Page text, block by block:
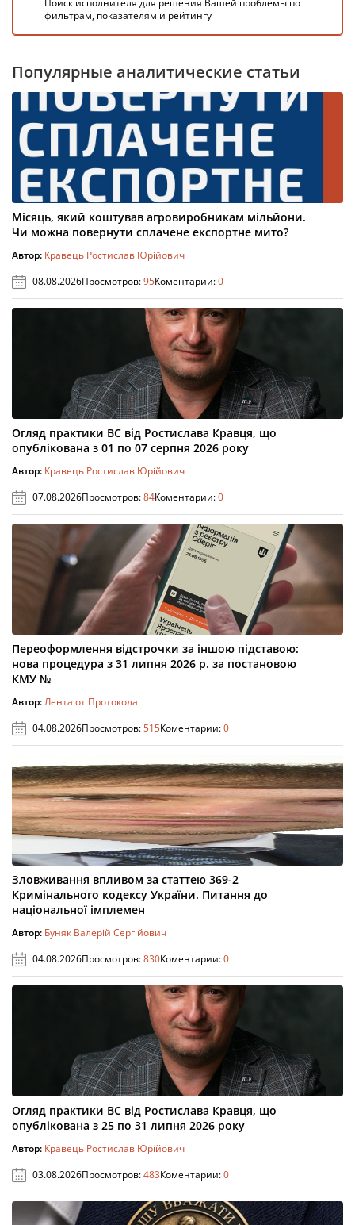
фильтрам, показателям и рейтингу
Популярные аналитические статьи
Місяць, який коштував агровиробникам мільйони.
Чи можна повернути сплачене експортне мито?
Автор: Кравець Ростислав Юрійович
08.08.2026Просмотров:95Коментарии:0
Огляд практики ВС від Ростислава Кравця, що
опублікована з 01 по 07 серпня 2026 року
Автор: Кравець Ростислав Юрійович
07.08.2026Просмотров:84Коментарии:0
Переоформлення відстрочки за іншою підставою:
нова процедура з 31 липня 2026 р. за постановою
КМУ №
Автор:Лента от Протокола
04.08.2026Просмотров:515Коментарии:0
Зловживання впливом за статтею 369-2
Кримінального кодексу України. Питання до
національної імплемен
Автор: Буняк Валерій Сергійович
04.08.2026Просмотров:830Коментарии:0
Огляд практики ВС від Ростислава Кравця, що
опублікована з 25 по 31 липня 2026 року
Автор: Кравець Ростислав Юрійович
03.08.2026Просмотров:483Коментарии:0